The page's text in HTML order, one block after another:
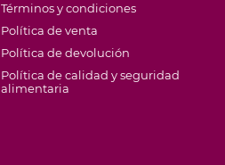
Términos y condiciones
Política de venta
Política de devolución
Política de calidad y seguridad
alimentaria